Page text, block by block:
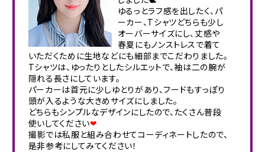
ゆるっとラフ感を出したく、パ
ーカー、Tシャツどちらも少し
オーバーサイズにし、丈感や
春夏にもノンストレスで着て
いただくために生地などにも細部までこだわりました。
Tシャツは、ゆったりとしたシルエットで、袖は二の腕が
隠れる長さにしています。
パーカーは首元に少しゆとりがあり、フードもすっぽり
頭が入るような大きめサイズにしました。
どちらもシンプルなデザインにしたので、たくさん普段
使いしてください❤
撮影では私服と組み合わせてコーディネートしたので、
是非参考にしてみてください！